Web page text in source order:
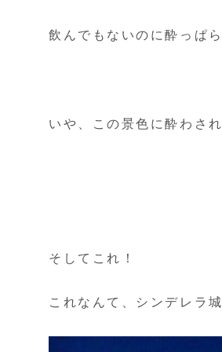
飲んでもないのに酔っぱ
いや、この景色に酔わさ
そしてこれ！
これなんて、シンデレラ